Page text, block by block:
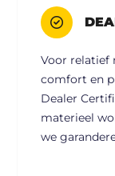
Voor relatief
comfort en
Dealer
materieel
we